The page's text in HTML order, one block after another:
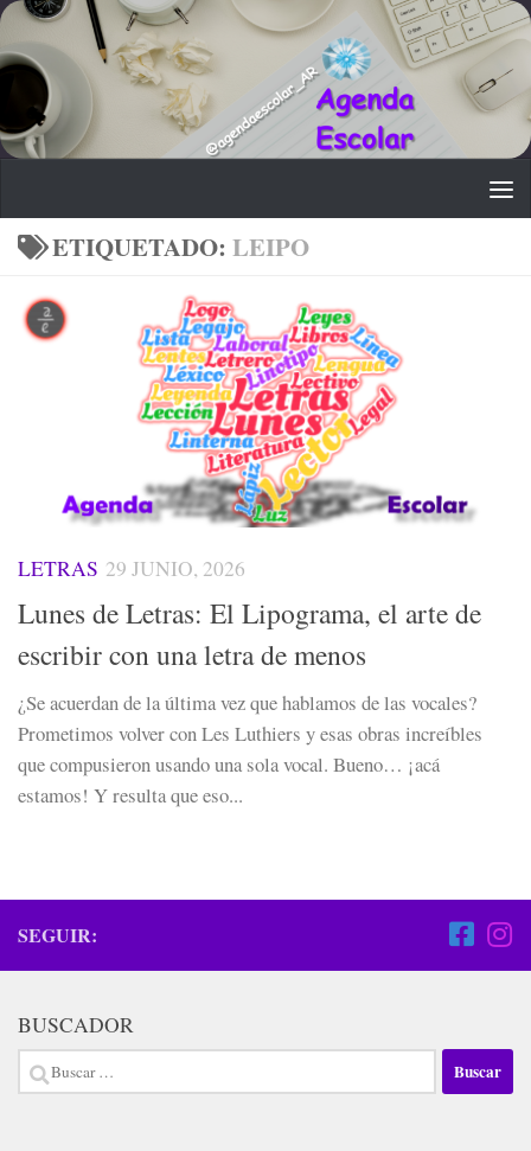
Saltar al contenido
ETIQUETADO: LEIPO
LETRAS 29 JUNIO, 2026
Lunes de Letras: El Lipograma, el arte de
escribir con una letra de menos
¿Se acuerdan de la última vez que hablamos de las vocales?
Prometimos volver con Les Luthiers y esas obras increíbles
que compusieron usando una sola vocal. Bueno… ¡acá
estamos! Y resulta que eso...
SEGUIR:
BUSCADOR
Buscar: